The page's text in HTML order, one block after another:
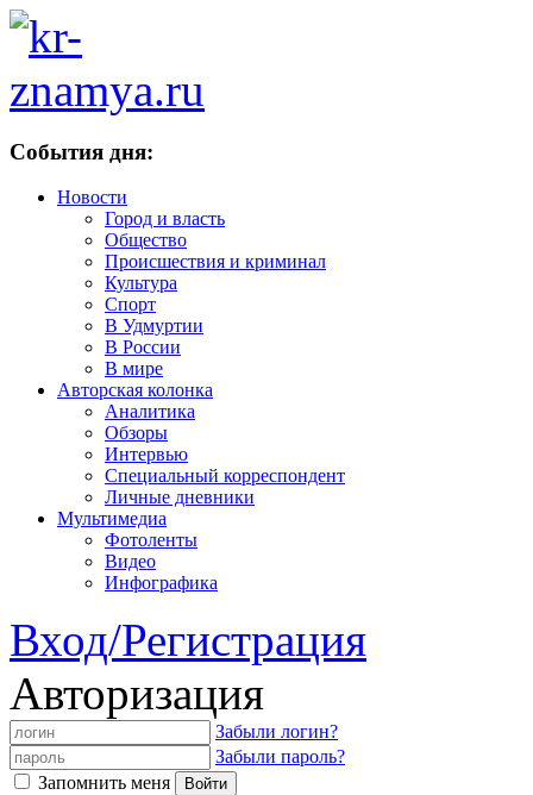
События дня:
Новости
Город и власть
Общество
Происшествия и криминал
Культура
Спорт
В Удмуртии
В России
В мире
Авторская колонка
Аналитика
Обзоры
Интервью
Специальный корреспондент
Личные дневники
Мультимедиа
Фотоленты
Видео
Инфографика
Вход/Регистрация
Авторизация
Забыли логин?
Забыли пароль?
Запомнить меня